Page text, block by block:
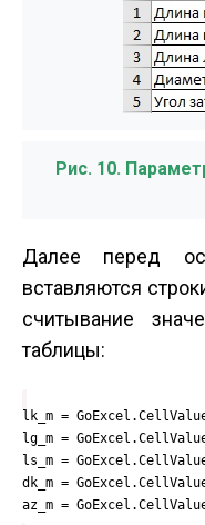
Рис. 10.
Далее перед
вставляются
считывание
таблицы:
lk_m =
lg_m =
ls_m =
dk_m =
az_m =